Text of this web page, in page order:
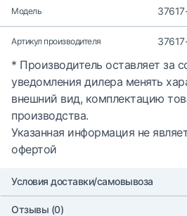
Модель
Артикул производителя
* Производитель оставляет за
уведомления дилера менять
внешний вид, комплектацию
производства.
Указанная информация не
офертой
Условия доставки/самовывоза
Отзывы (0)